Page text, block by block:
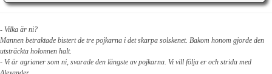
- Vilka är ni?
Mannen betraktade bistert de tre pojkarna i det skarpa solskenet. Bakom honom gjorde den
utsträckta holonnen halt.
- Vi är agrianer som ni, svarade den längste av pojkarna. Vi vill följa er och strida med